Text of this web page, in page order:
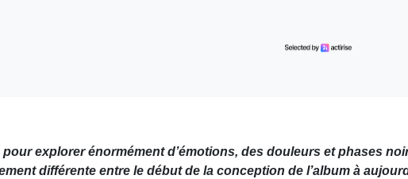
explorer énormément d’émotions, des douleurs et phases
différente entre le début de la conception de l’album à